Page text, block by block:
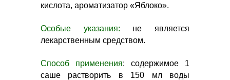
кислота, ароматизатор «Яблоко».
Особые указания: не является
лекарственным средством.
Способ применения: содержимое 1
саше растворить в 150 мл воды